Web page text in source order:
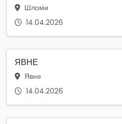
Шломи
14.04.2026
ЯВНЕ
Явне
14.04.2026